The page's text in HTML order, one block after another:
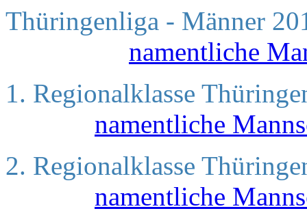
Thüringenliga
namentliche
1. Regionalklasse
namentliche
2. Regionalklasse
namentliche